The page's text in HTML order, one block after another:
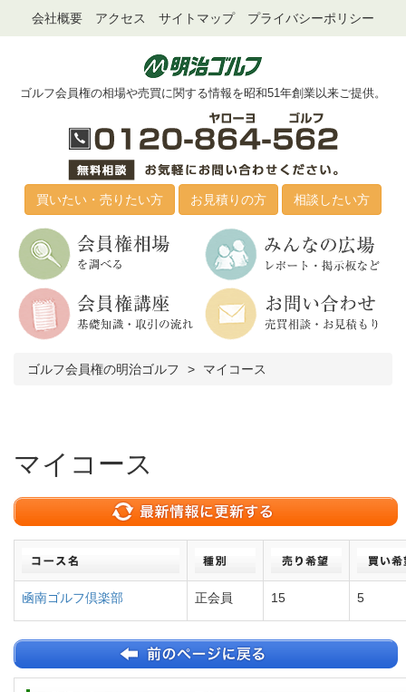
会社概要 アクセス サイトマップ プライバシーポリシー
ゴルフ会員権の相場や売買に関する情報を昭和51年創業以来ご提供。
買いたい・売りたい方 お見積りの方 相談したい方
ゴルフ会員権の明治ゴルフ マイコース
マイコース
凾南ゴルフ倶楽部 正会員 15 5